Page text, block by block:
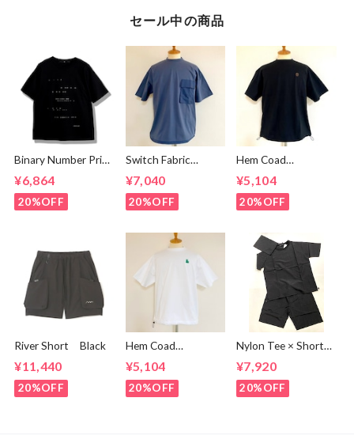
セール中の商品
Binary Number Print
¥6,864
20%OFF
Switch Fabric
Ash Navy
¥7,040
20%OFF
Hem Coad
shirts Black /
Brown
¥5,104
20%OFF
River Short Black
¥11,440
20%OFF
Hem Coad
Embroidery T-
shirts White /
Green
¥5,104
20%OFF
Nylon Tee × Shorts
Set Up Black
¥7,920
20%OFF